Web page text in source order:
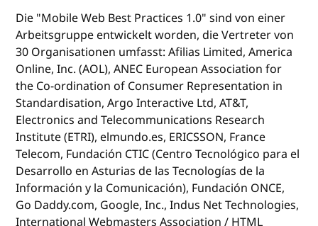
Die "Mobile Web Best Practices 1.0" sind von einer
Arbeitsgruppe entwickelt worden, die Vertreter von
30 Organisationen umfasst: Afilias Limited, America
Online, Inc. (AOL), ANEC European Association for
the Co-ordination of Consumer Representation in
Standardisation, Argo Interactive Ltd, AT&T,
Electronics and Telecommunications Research
Institute (ETRI), elmundo.es, ERICSSON, France
Telecom, Fundación CTIC (Centro Tecnológico para el
Desarrollo en Asturias de las Tecnologías de la
Información y la Comunicación), Fundación ONCE,
Go Daddy.com, Google, Inc., Indus Net Technologies,
International Webmasters Association / HTML